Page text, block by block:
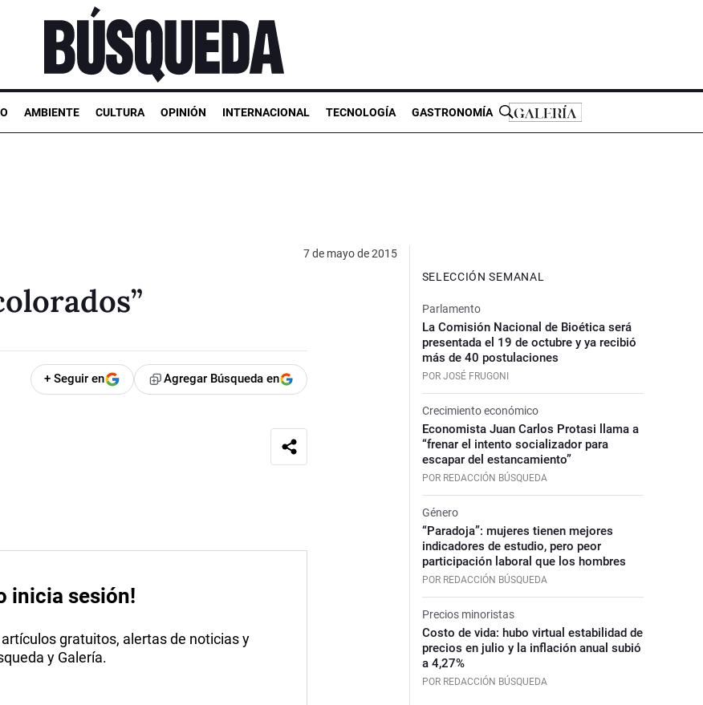
AMBIENTE CULTURA OPINIÓN INTERNACIONAL TECNOLOGÍA GASTRONOMÍA
7 de mayo de 2015
+ Seguir en Agregar Búsqueda en
inicia sesión!
gratuitos, alertas de noticias y
y Galería.
SELECCIÓN SEMANAL
Parlamento
La Comisión Nacional de Bioética será
presentada el 19 de octubre y ya recibió
más de 40 postulaciones
POR JOSÉ FRUGONI
Crecimiento económico
Economista Juan Carlos Protasi llama a
“frenar el intento socializador para
escapar del estancamiento”
POR REDACCIÓN BÚSQUEDA
Género
“Paradoja”: mujeres tienen mejores
indicadores de estudio, pero peor
participación laboral que los hombres
POR REDACCIÓN BÚSQUEDA
Precios minoristas
Costo de vida: hubo virtual estabilidad de
precios en julio y la inflación anual subió
a 4,27%
POR REDACCIÓN BÚSQUEDA